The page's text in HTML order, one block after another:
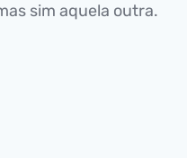
sim aquela outra.